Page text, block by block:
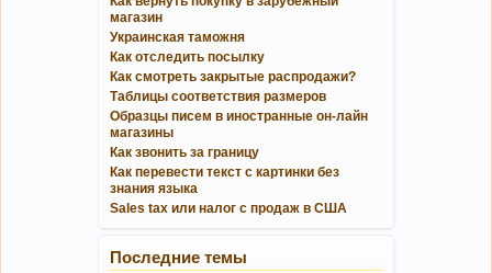
магазин
Украинская таможня
Как отследить посылку
Как смотреть закрытые распродажи?
Таблицы соответствия размеров
Образцы писем в иностранные он-лайн
магазины
Как звонить за границу
Как перевести текст с картинки без
знания языка
Sales tax или налог с продаж в США
Последние темы